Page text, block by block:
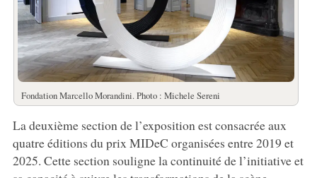
Fondation Marcello Morandini. Photo : Michele Sereni
La deuxième section de l’exposition est consacrée aux
quatre éditions du prix MIDeC organisées entre 2019 et
2025. Cette section souligne la continuité de l’initiative et